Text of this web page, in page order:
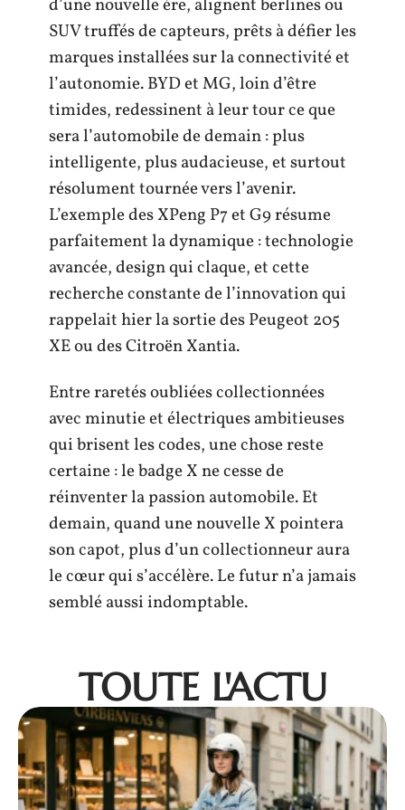
d’une nouvelle ère, alignent berlines ou
SUV truffés de capteurs, prêts à défier les
marques installées sur la connectivité et
l’autonomie. BYD et MG, loin d’être
timides, redessinent à leur tour ce que
sera l’automobile de demain : plus
intelligente, plus audacieuse, et surtout
résolument tournée vers l’avenir.
L’exemple des XPeng P7 et G9 résume
parfaitement la dynamique : technologie
avancée, design qui claque, et cette
recherche constante de l’innovation qui
rappelait hier la sortie des Peugeot 205
XE ou des Citroën Xantia.
Entre raretés oubliées collectionnées
avec minutie et électriques ambitieuses
qui brisent les codes, une chose reste
certaine : le badge X ne cesse de
réinventer la passion automobile. Et
demain, quand une nouvelle X pointera
son capot, plus d’un collectionneur aura
le cœur qui s’accélère. Le futur n’a jamais
semblé aussi indomptable.
TOUTE L'ACTU